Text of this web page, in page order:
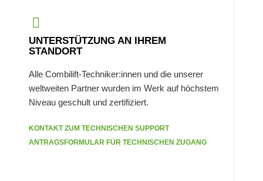
UNTERSTÜTZUNG AN IHREM
STANDORT
Alle Combilift-Techniker:innen und die unserer
weltweiten Partner wurden im Werk auf höchstem
Niveau geschult und zertifiziert.
KONTAKT ZUM TECHNISCHEN SUPPORT
ANTRAGSFORMULAR FÜR TECHNISCHEN ZUGANG